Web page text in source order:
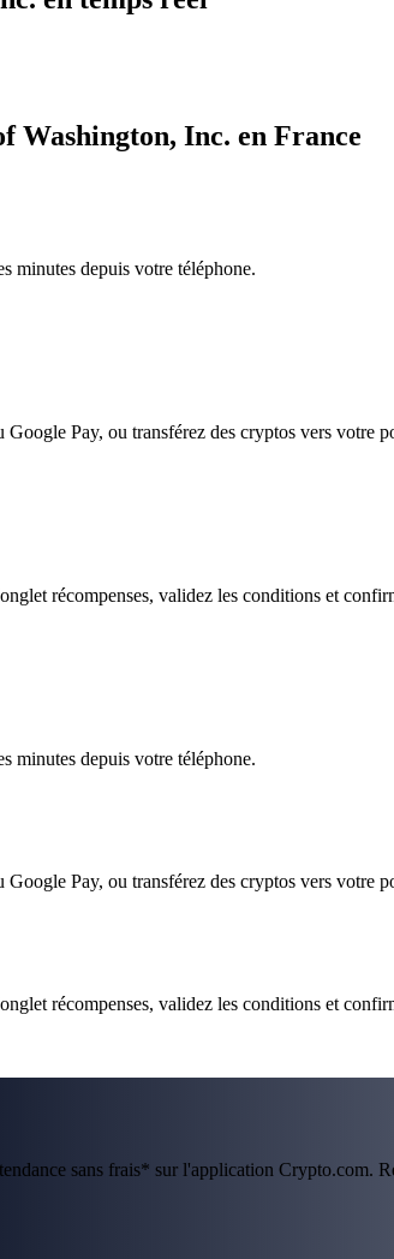
Washington, Inc. en France
minutes depuis votre téléphone.
Pay, ou transférez des cryptos vers votre
récompenses, validez les conditions et
minutes depuis votre téléphone.
Pay, ou transférez des cryptos vers votre
récompenses, validez les conditions et
sans frais* sur l'application Crypto.com.